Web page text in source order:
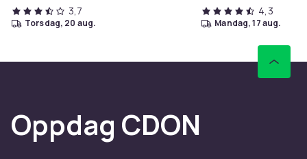
3,7
torsdag, 20 aug.
4,3
mandag, 17 aug.
Oppdag CDON